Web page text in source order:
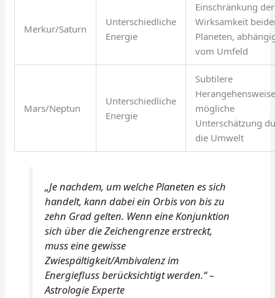
Merkur/Saturn
Unterschiedliche
Energie
Einschränkung der
Wirksamkeit
Planeten,
vom Umfeld
Mars/Neptun
Unterschiedliche
Energie
Subtilere
mögliche
Unterschätzung
die Umwelt
„Je nachdem, um welche Planeten es sich
handelt, kann dabei ein Orbis von bis zu
zehn Grad gelten. Wenn eine Konjunktion
sich über die Zeichengrenze erstreckt,
muss eine gewisse
Zwiespältigkeit/Ambivalenz im
Energiefluss berücksichtigt werden.“ –
Astrologie Experte